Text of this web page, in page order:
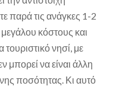
παρά τις ανάγκες 1-2
κόστους και
νησί, με
μπορεί να είναι άλλη
ποσότητας. Κι αυτό